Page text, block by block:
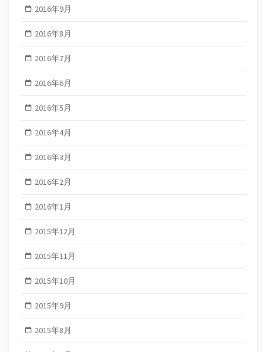
2016年9月
2016年8月
2016年7月
2016年6月
2016年5月
2016年4月
2016年3月
2016年2月
2016年1月
2015年12月
2015年11月
2015年10月
2015年9月
2015年8月